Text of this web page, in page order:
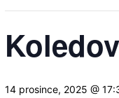
14 prosince, 2025 @